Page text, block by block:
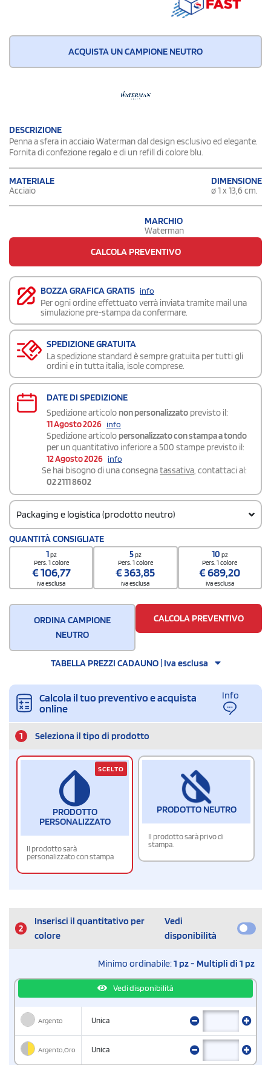
ACQUISTA UN CAMPIONE NEUTRO
DESCRIZIONE
Penna a sfera in acciaio Waterman dal design esclusivo ed elegante.
Fornita di confezione regalo e di un refill di colore blu.
MATERIALE
Acciaio
DIMENSIONE
ø 1 x 13,6 cm.
MARCHIO
Waterman
CALCOLA PREVENTIVO
BOZZA GRAFICA GRATIS info
Per ogni ordine effettuato verrà inviata tramite mail una
simulazione pre-stampa da confermare.
SPEDIZIONE GRATUITA
La spedizione standard è sempre gratuita per tutti gli
ordini e in tutta italia, isole comprese.
DATE DI SPEDIZIONE
Spedizione articolo non personalizzato previsto il:
11 Agosto 2026 info
Spedizione articolo personalizzato con stampa a tondo
per un quantitativo inferiore a 500 stampe previsto il:
12 Agosto 2026 info
Se hai bisogno di una consegnatassativa, contattaci al:
02 2111 8602
Packaging e logistica (prodotto neutro)
Codice doganale
9608109200000000000000
Quantità per scatola
QUANTITÀ CONSIGLIATE
1pz
Pers. 1 colore
€106,77
iva esclusa
5pz
Pers. 1 colore
€363,85
iva esclusa
10 pz
Pers. 1 colore
€689,20
iva esclusa
ORDINA CAMPIONE
NEUTRO
CALCOLA PREVENTIVO
TABELLA PREZZI CADAUNO | Iva esclusa
Calcola il tuo preventivo e acquista
online
Info
1 Seleziona il tipo di prodotto
PRODOTTO
PERSONALIZZATO
Il prodotto sarà
personalizzato con stampa
SCELTO
PRODOTTO NEUTRO
Il prodotto sarà privo di
stampa.
2
Inserisci il quantitativo per
colore
Vedi
disponibilità
Minimo ordinabile:1 pz - Multipli di 1 pz
Vedi disponibilità
Argento Unica
Argento,Oro Unica